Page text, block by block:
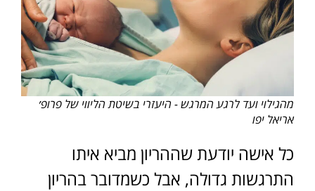
מהגילוי ועד לרגע המרגש - היעזרי בשיטת הליווי של פרופ׳
אריאל יפו
כל אישה יודעת שההריון מביא איתו
התרגשות גדולה, אבל כשמדובר בהריון